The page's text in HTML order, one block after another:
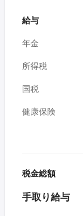
給与
年金
所得税
国税
健康保険
税金総額
手取り給与